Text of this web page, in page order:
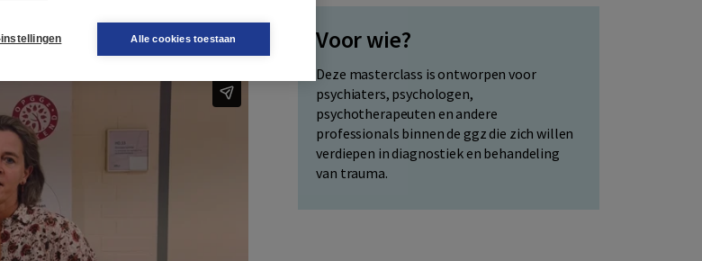
Voor wie?
Deze masterclass is ontworpen voor
psychiaters, psychologen,
psychotherapeuten en andere
professionals binnen de ggz die zich willen
verdiepen in diagnostiek en behandeling
van trauma.
Alle cookies toestaan